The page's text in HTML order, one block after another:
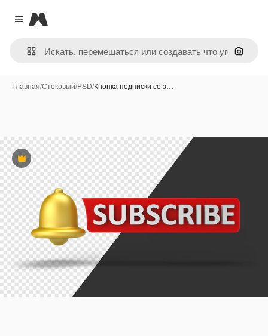
Close menu
Magnific
Поиск
Главная/Стоковый/PSD/Кнопка подписки со з…
Премиум